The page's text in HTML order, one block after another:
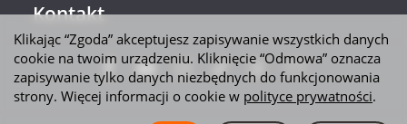
Kontakt
Klikając “Zgoda” akceptujesz zapisywanie wszystkich danych
cookie na twoim urządzeniu. Kliknięcie “Odmowa” oznacza
zapisywanie tylko danych niezbędnych do funkcjonowania
strony. Więcej informacji o cookie w polityce prywatności.